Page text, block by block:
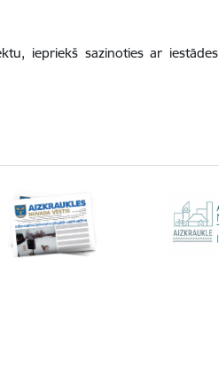
iepriekš sazinoties ar iestādes